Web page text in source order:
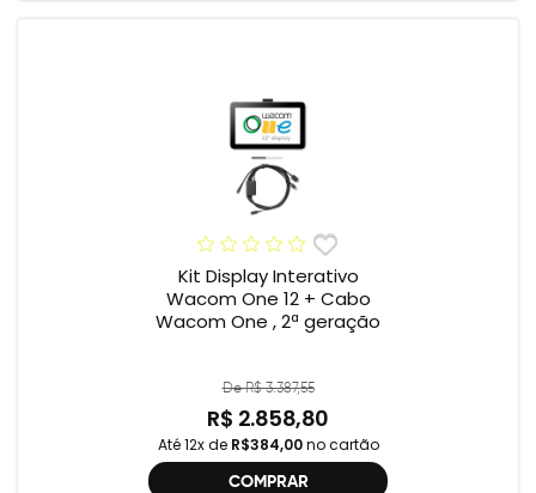
Kit Display Interativo
Wacom One 12 + Cabo
Wacom One , 2ª geração
De R$ 3.387,55
R$ 2.858,80
Até 12x de R$384,00no cartão
COMPRAR